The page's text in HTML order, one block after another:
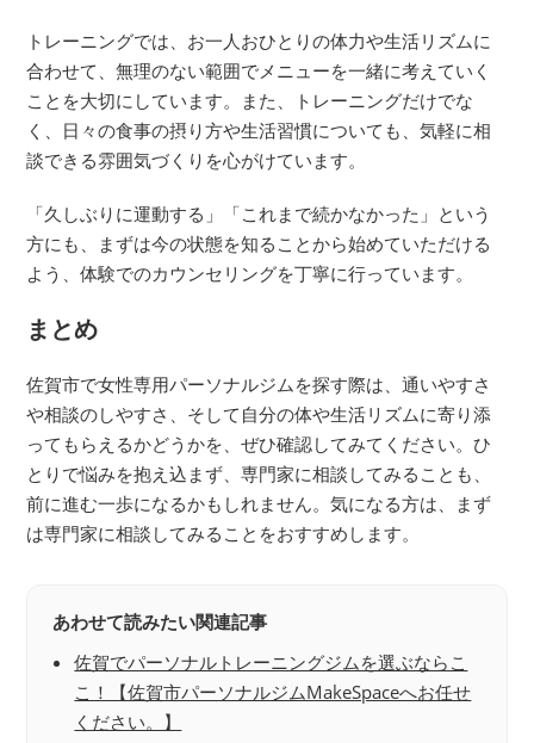
トレーニングでは、お一人おひとりの体力や生活リズムに
合わせて、無理のない範囲でメニューを一緒に考えていく
ことを大切にしています。また、トレーニングだけでな
く、日々の食事の摂り方や生活習慣についても、気軽に相
談できる雰囲気づくりを心がけています。
「久しぶりに運動する」「これまで続かなかった」という
方にも、まずは今の状態を知ることから始めていただける
よう、体験でのカウンセリングを丁寧に行っています。
まとめ
佐賀市で女性専用パーソナルジムを探す際は、通いやすさ
や相談のしやすさ、そして自分の体や生活リズムに寄り添
ってもらえるかどうかを、ぜひ確認してみてください。ひ
とりで悩みを抱え込まず、専門家に相談してみることも、
前に進む一歩になるかもしれません。気になる方は、まず
は専門家に相談してみることをおすすめします。
あわせて読みたい関連記事
佐賀でパーソナルトレーニングジムを選ぶならこ
こ！【佐賀市パーソナルジムMakeSpaceへお任せ
ください。】